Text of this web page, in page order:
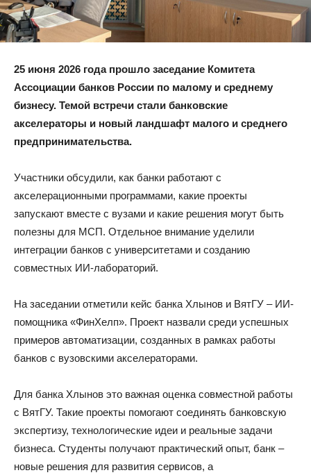
25 июня 2026 года прошло заседание Комитета
Ассоциации банков России по малому и среднему
бизнесу. Темой встречи стали банковские
акселераторы и новый ландшафт малого и среднего
предпринимательства.
Участники обсудили, как банки работают с
акселерационными программами, какие проекты
запускают вместе с вузами и какие решения могут быть
полезны для МСП. Отдельное внимание уделили
интеграции банков с университетами и созданию
совместных ИИ-лабораторий.
На заседании отметили кейс банка Хлынов и ВятГУ – ИИ-
помощника «ФинХелп». Проект назвали среди успешных
примеров автоматизации, созданных в рамках работы
банков с вузовскими акселераторами.
Для банка Хлынов это важная оценка совместной работы
с ВятГУ. Такие проекты помогают соединять банковскую
экспертизу, технологические идеи и реальные задачи
бизнеса. Студенты получают практический опыт, банк –
новые решения для развития сервисов, а